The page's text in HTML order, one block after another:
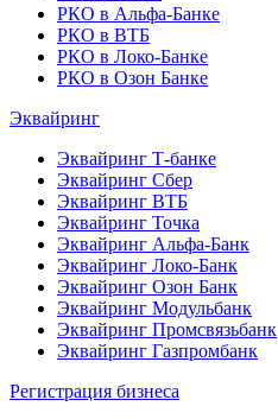
РКО в Альфа-Банке
РКО в ВТБ
РКО в Локо-Банке
РКО в Озон Банке
Эквайринг
Эквайринг Т-банке
Эквайринг Сбер
Эквайринг ВТБ
Эквайринг Точка
Эквайринг Альфа-Банк
Эквайринг Локо-Банк
Эквайринг Озон Банк
Эквайринг Модульбанк
Эквайринг Промсвязьбанк
Эквайринг Газпромбанк
Регистрация бизнеса